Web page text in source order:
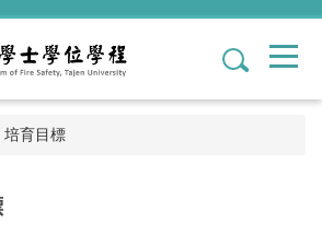
1
培育目標